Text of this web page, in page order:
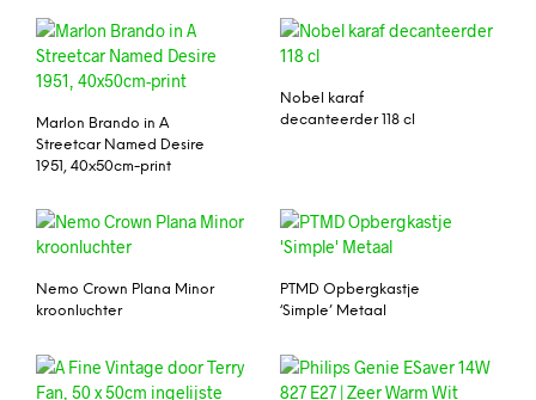
Marlon Brando in A
Streetcar Named Desire
1951, 40x50cm-print
Nobel karaf
decanteerder 118 cl
Nemo Crown Plana Minor
kroonluchter
PTMD Opbergkastje
‘Simple’ Metaal